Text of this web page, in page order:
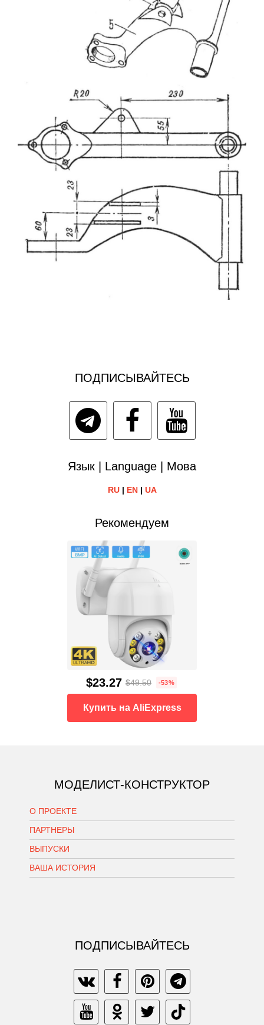
ПОДПИСЫВАЙТЕСЬ
Язык | Language | Мова
RU| EN| UA
Рекомендуем
$23.27 $49.50 -53%
Купить на AliExpress
МОДЕЛИСТ-КОНСТРУКТОР
О ПРОЕКТЕ
ПАРТНЕРЫ
ВЫПУСКИ
ВАША ИСТОРИЯ
ПОДПИСЫВАЙТЕСЬ